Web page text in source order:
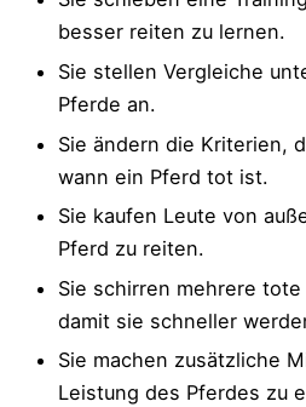
besser reiten zu lernen.
Sie stellen Vergleiche
Pferde an.
Sie ändern die Kriterien,
wann ein Pferd tot ist.
Sie kaufen Leute von
Pferd zu reiten.
Sie schirren mehrere
damit sie schneller
Sie machen zusätzliche
Leistung des Pferdes zu